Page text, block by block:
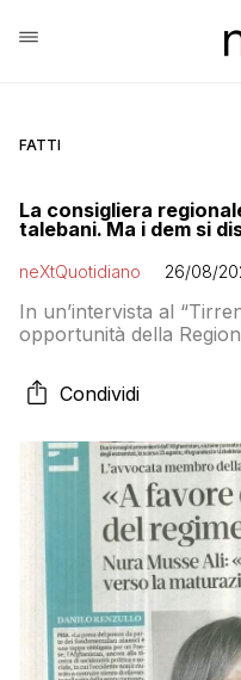
FATTI
La consigliera
talebani. Ma i dem si
neXtQuotidiano 26/08/
In un’intervista al
opportunità della
rappresenta “una tappa
Condividi